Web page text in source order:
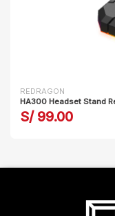
REDRAGON
HA300 Headset Stand
S/ 99.00